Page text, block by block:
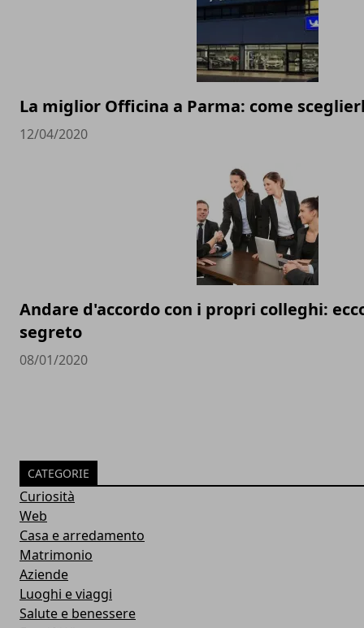
La miglior Officina a Parma: come
12/04/2020
Andare d'accordo con i propri colleghi:
segreto
08/01/2020
CATEGORIE
Curiosità
Web
Casa e arredamento
Matrimonio
Aziende
Luoghi e viaggi
Salute e benessere